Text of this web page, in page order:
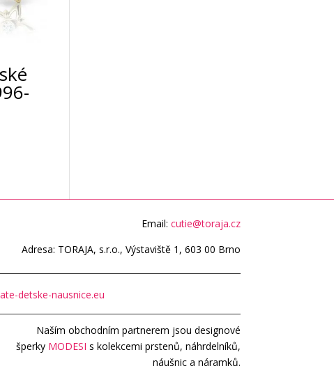
Email: cutie@toraja.cz
Adresa: TORAJA, s.r.o., Výstaviště 1, 603 00 Brno
detske-nausnice.eu
Naším obchodním partnerem jsou designové
šperky MODESI s kolekcemi prstenů, náhrdelníků,
náušnic a náramků.